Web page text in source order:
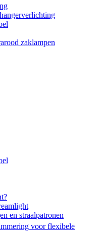
zaklampen
en straalpatronen
voor flexibele